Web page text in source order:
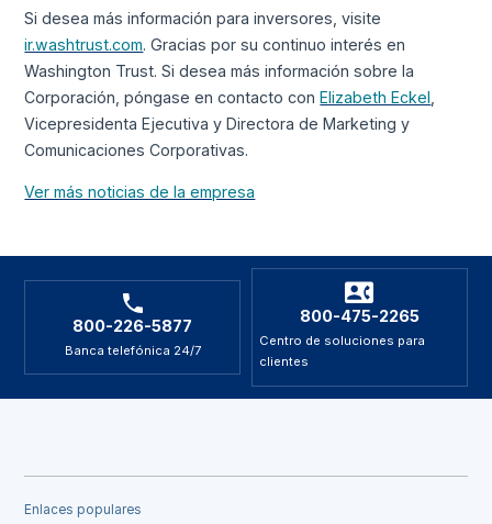
Si desea más información para inversores, visite
ir.washtrust.com. Gracias por su continuo interés en
Washington Trust. Si desea más información sobre la
Corporación, póngase en contacto conElizabeth Eckel
Vicepresidenta Ejecutiva y Directora de Marketing y
Comunicaciones Corporativas.
Ver más noticias de la empresa
800-226-5877
Banca telefónica 24/7
800-475-2265
Centro de soluciones para
clientes
Enlaces populares